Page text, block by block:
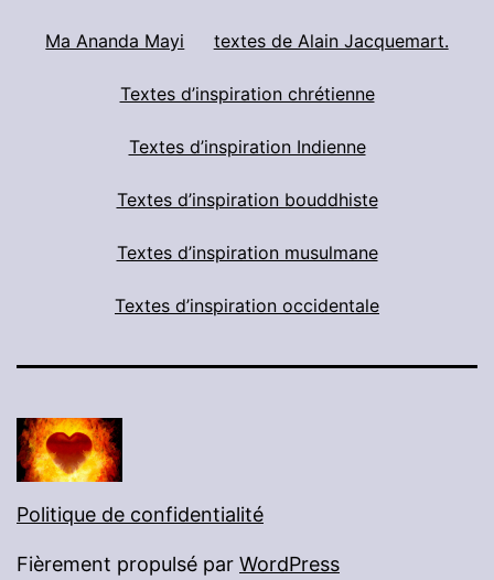
Ma Ananda Mayi textes de Alain Jacquemart.
Textes d’inspiration chrétienne
Textes d’inspiration Indienne
Textes d’inspiration bouddhiste
Textes d’inspiration musulmane
Textes d’inspiration occidentale
Politique de confidentialité
Fièrement propulsé par WordPress